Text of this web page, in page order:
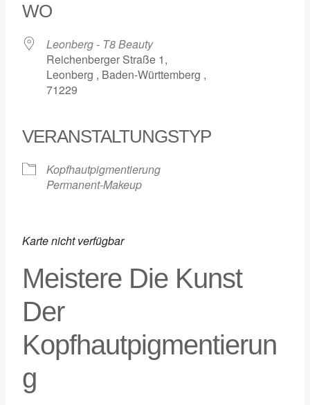
WO
Leonberg - T8 Beauty
Reichenberger Straße 1,
Leonberg , Baden-Württemberg ,
71229
VERANSTALTUNGSTYP
Kopfhautpigmentierung
Permanent-Makeup
Karte nicht verfügbar
Meistere Die Kunst
Der
Kopfhautpigmentierun
G